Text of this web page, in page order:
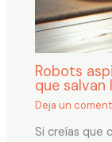
Robots
que salvan
Deja un
Si creías que